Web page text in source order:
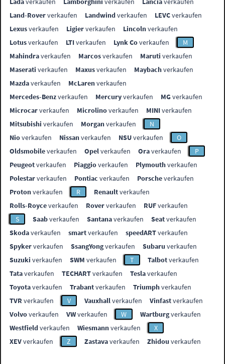
Land-Roververkaufen Landwindverkaufen LEVCverkaufen
Lexusverkaufen Ligierverkaufen Lincolnverkaufen
Lotusverkaufen LTIverkaufen Lynk Coverkaufen
M
Mahindraverkaufen Marcosverkaufen Maruti verkaufen
Maserati verkaufen Maxusverkaufen Maybachverkaufen
Mazdaverkaufen McLarenverkaufen
Mercedes-Benzverkaufen Mercuryverkaufen MGverkaufen
Microcarverkaufen Microlinoverkaufen MINIverkaufen
Mitsubishi verkaufen Morganverkaufen
N
Nioverkaufen Nissanverkaufen NSUverkaufen
O
Oldsmobileverkaufen Opelverkaufen Oraverkaufen
P
Peugeotverkaufen Piaggioverkaufen Plymouthverkaufen
Polestarverkaufen Pontiac verkaufen Porscheverkaufen
Protonverkaufen R Renaultverkaufen
Rolls-Royceverkaufen Roververkaufen RUFverkaufen
S
Saabverkaufen Santanaverkaufen Seatverkaufen
Skodaverkaufen smartverkaufen speedARTverkaufen
Spykerverkaufen SsangYongverkaufen Subaru verkaufen
Suzuki verkaufen SWM verkaufen T Talbotverkaufen
Tataverkaufen TECHARTverkaufen Teslaverkaufen
Toyotaverkaufen Trabantverkaufen Triumphverkaufen
TVR verkaufen V Vauxhallverkaufen Vinfastverkaufen
Volvoverkaufen VWverkaufen W Wartburgverkaufen
Westfieldverkaufen Wiesmannverkaufen
X
XEVverkaufen Z Zastavaverkaufen Zhidou verkaufen